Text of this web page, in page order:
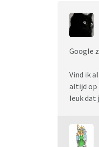
Google
Vind ik
altijd op
leuk dat